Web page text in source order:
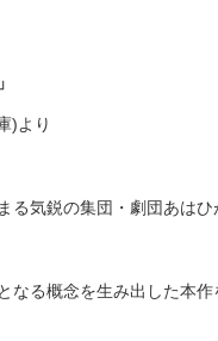
)より
気鋭の集団・劇団あは
る概念を生み出した本